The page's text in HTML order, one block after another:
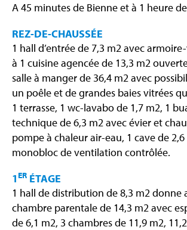
A 45 minutes de Bienne et à 1 heure
REZ-DE-CHAUSSÉE
1 hall d’entrée de 7,3 m2 avec
à 1 cuisine agencée de 13,3 m2
salle à manger de 36,4 m2 avec
un poêle et de grandes baies vitrées
1 terrasse, 1 wc-lavabo de 1,7 m2, 1
technique de 6,3 m2 avec évier et
pompe à chaleur air-eau, 1 cave de
monobloc de ventilation contrôlée.
1 ER ÉTAGE
1 hall de distribution de 8,3 m2 donne
chambre parentale de 14,3 m2 avec
de 6,1 m2, 3 chambres de 11,9 m2,